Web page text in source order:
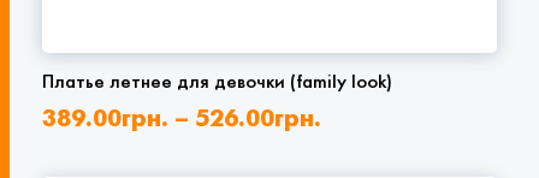
Платье летнее для девочки (family look)
389.00грн. – 526.00грн.